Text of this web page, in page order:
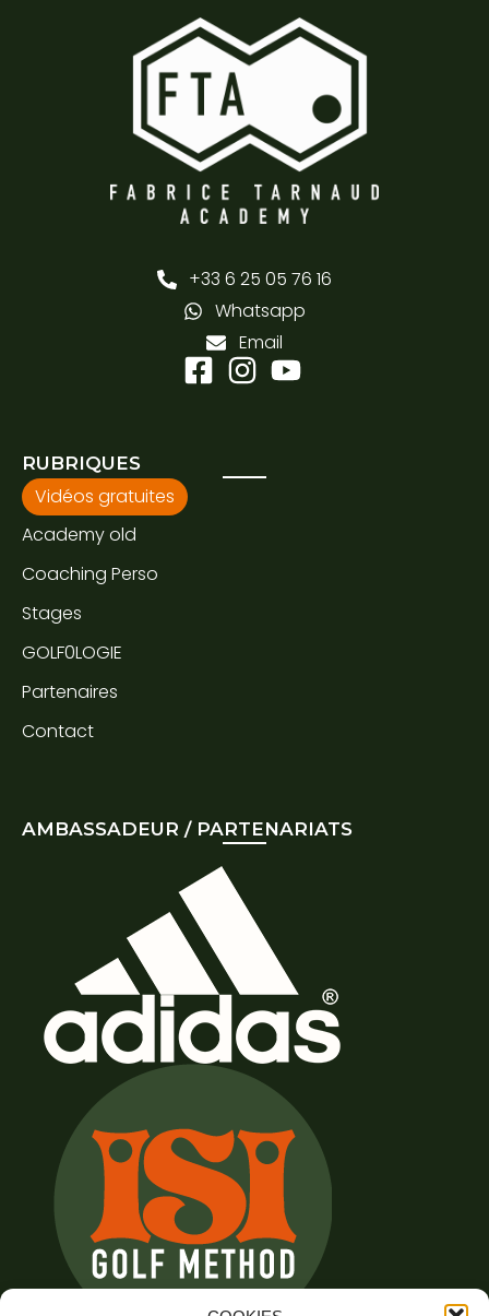
+33 6 25 05 76 16
Whatsapp
Email
RUBRIQUES
Vidéos gratuites
Academy old
Coaching Perso
Stages
GOLF0LOGIE
Partenaires
Contact
AMBASSADEUR / PARTENARIATS